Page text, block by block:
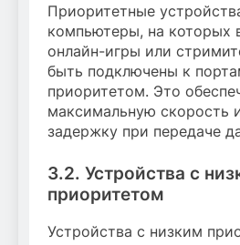
Приоритетные
компьютеры, на которых
онлайн-игры или
быть подключены к
приоритетом. Это
максимальную скорость
задержку при передаче
3.2. Устройства с
приоритетом
Устройства с низким